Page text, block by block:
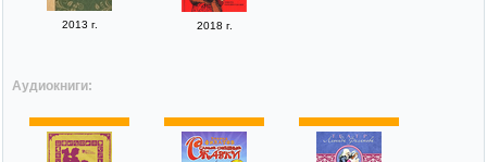
2013 г. 2018 г.
Аудиокниги: